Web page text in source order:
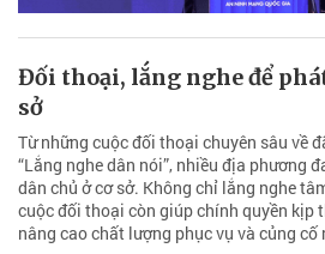
Đối thoại, lắng nghe để
sở
Từ những cuộc đối thoại chuyên sâu về
“Lắng nghe dân nói”, nhiều địa phương
dân chủ ở cơ sở. Không chỉ lắng nghe
cuộc đối thoại còn giúp chính quyền kịp
nâng cao chất lượng phục vụ và củng